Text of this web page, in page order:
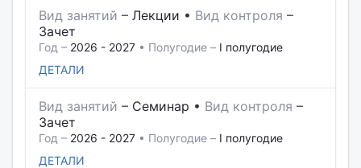
Вид занятий – Лекции • Вид контроля –
Зачет
Год – 2026 - 2027 • Полугодие – I полугодие
ДЕТАЛИ
Вид занятий – Семинар • Вид контроля –
Зачет
Год – 2026 - 2027 • Полугодие – I полугодие
ДЕТАЛИ